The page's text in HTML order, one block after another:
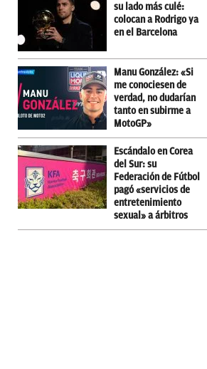
su lado más culé:
colocan a Rodrigo ya
en el Barcelona
Manu González: «Si
me conociesen de
verdad, no dudarían
tanto en subirme a
MotoGP»
Escándalo en Corea
del Sur: su
Federación de Fútbol
pagó «servicios de
entretenimiento
sexual» a árbitros